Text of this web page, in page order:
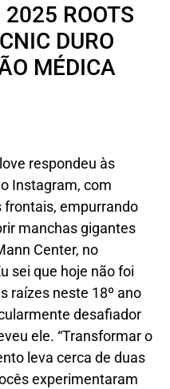
ROOTS
DURO
MÉDICA
respondeu às
Instagram, com
empurrando
manchas gigantes
Center, no
sei que hoje não foi
raízes neste 18º ano
desafiador
ele. “Transformar o
leva cerca de duas
experimentaram